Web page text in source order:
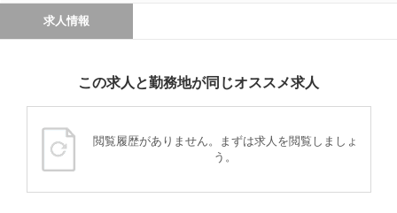
求人情報
この求人と勤務地が同じオススメ求人
閲覧履歴がありません。まずは求人を閲覧しましょ
う。